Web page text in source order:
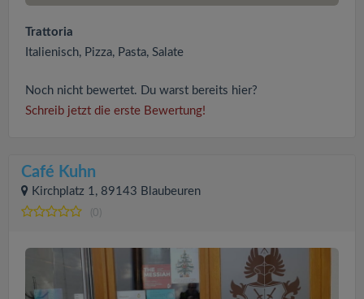
Trattoria
Italienisch, Pizza, Pasta, Salate
Noch nicht bewertet. Du warst bereits hier?
Schreib jetzt die erste Bewertung!
Café Kuhn
Kirchplatz 1, 89143 Blaubeuren
(0)